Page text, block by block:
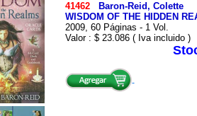
41462
Baron-Reid, Colette
WISDOM OF THE HIDDEN
2009, 60 Páginas - 1 Vol.
Valor : $ 23.086 ( Iva incluido )